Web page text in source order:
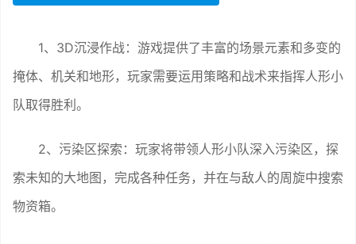
1、3D沉浸作战：游戏提供了丰富的场景元素和多变的
掩体、机关和地形，玩家需要运用策略和战术来指挥人形小
队取得胜利。
2、污染区探索：玩家将带领人形小队深入污染区，探
索未知的大地图，完成各种任务，并在与敌人的周旋中搜索
物资箱。